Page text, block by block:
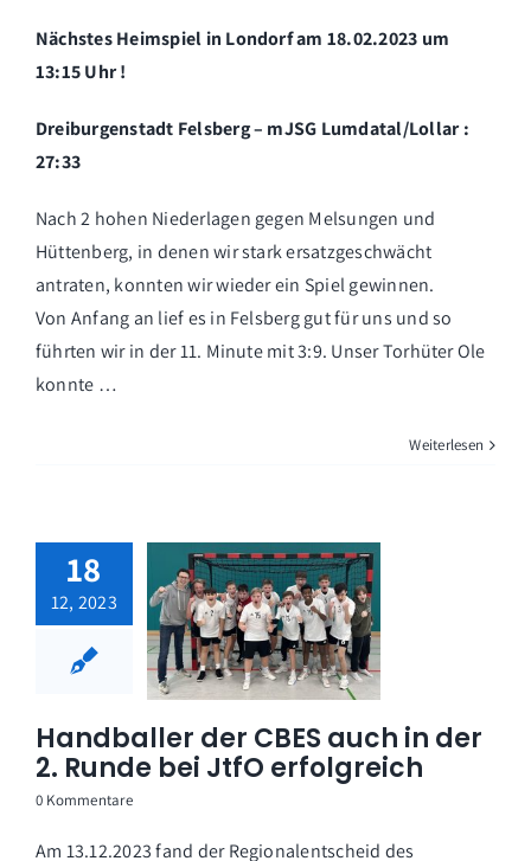
Nächstes Heimspiel in Londorf am 18.02.2023 um
13:15 Uhr !
Dreiburgenstadt Felsberg – mJSG Lumdatal/Lollar :
27:33
Nach 2 hohen Niederlagen gegen Melsungen und
Hüttenberg, in denen wir stark ersatzgeschwächt
antraten, konnten wir wieder ein Spiel gewinnen.
Von Anfang an lief es in Felsberg gut für uns und so
führten wir in der 11. Minute mit 3:9. Unser Torhüter Ole
konnte …
Weiterlesen
18
12, 2023
Handballer der CBES auch in der
2. Runde bei JtfO erfolgreich
0 Kommentare
Am 13.12.2023 fand der Regionalentscheid des